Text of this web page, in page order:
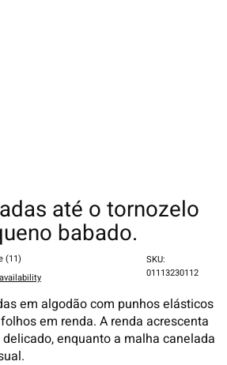
até o tornozelo
babado.
(11)
SKU:
01113230112
em algodão com punhos elásticos
em renda. A renda acrescenta
enquanto a malha canelada